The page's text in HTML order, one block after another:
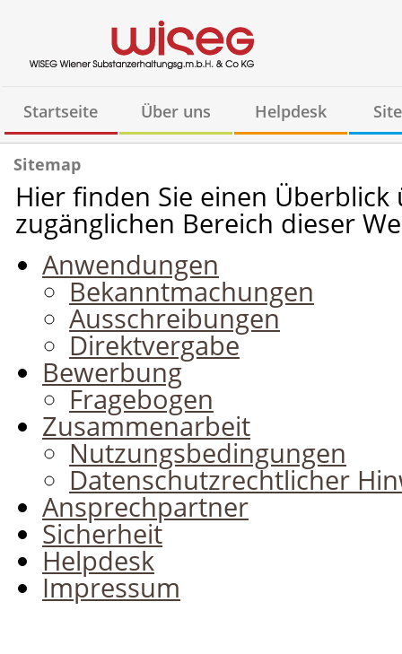
Startseite Über uns Helpdesk
Sitemap
Hier finden Sie einen
zugänglichen Bereich dieser
Anwendungen
Bekanntmachungen
Ausschreibungen
Direktvergabe
Bewerbung
Fragebogen
Zusammenarbeit
Nutzungsbedingungen
Datenschutzrechtlicher
Ansprechpartner
Sicherheit
Helpdesk
Impressum